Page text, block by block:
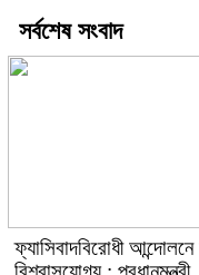
সর্বশেষ সংবাদ
ফ্যাসিবাদবিরোধী